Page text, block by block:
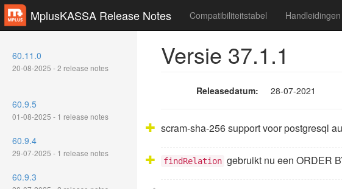
MplusKASSA Release Notes Compatibiliteitstabel Handleidingen
60.11.0
20-08-2025 - 2 release notes
60.9.5
01-08-2025 - 1 release notes
60.9.4
29-07-2025 - 1 release notes
60.9.3
Versie 37.1.1
Releasedatum: 28-07-2021
scram-sha-256 support voor postgresql
findRelation gebruikt nu een ORDER